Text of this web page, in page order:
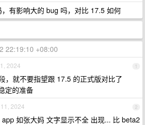
有影响大的 bug 吗，对比 17.5 如何
22:19:10 +08:00
1
2024
，就不要指望跟 17.5 的正式版对比了
定的准备
2
2024
如张大妈 文字显示不全 出现... 比 beta2